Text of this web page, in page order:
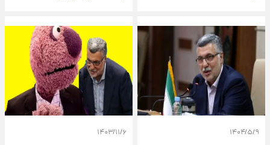
۱۴۰۴/۵/۹ ۱۴۰۳/۱۱/۶